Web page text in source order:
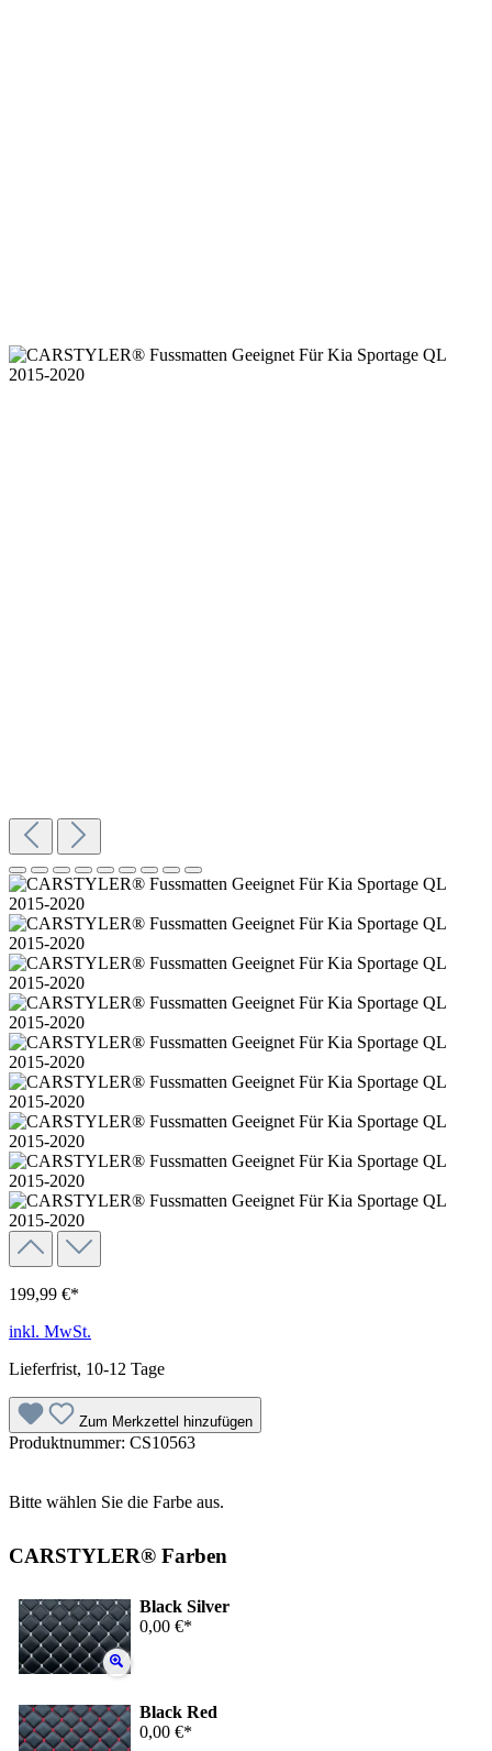
199,99 €*
inkl. MwSt.
Lieferfrist, 10-12 Tage
Zum Merkzettel hinzufügen
Produktnummer: CS10563
Bitte wählen Sie die Farbe aus.
CARSTYLER® Farben
Black Silver
0,00 €*
Black Red
0,00 €*